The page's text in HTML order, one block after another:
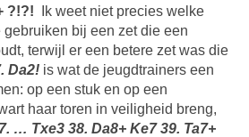
?!?! Ik weet niet precies welke
gebruiken bij een zet die een
terwijl er een betere zet was die
Da2! is wat de jeugdtrainers een
op een stuk en op een
haar toren in veiligheid breng,
… Txe3 38. Da8+ Ke7 39. Ta7+